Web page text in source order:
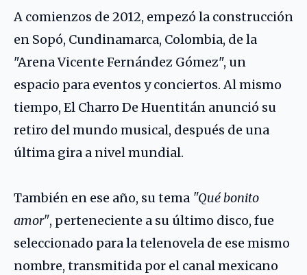
A comienzos de 2012, empezó la construcción
en Sopó, Cundinamarca, Colombia, de la
"Arena Vicente Fernández Gómez", un
espacio para eventos y conciertos. Al mismo
tiempo, El Charro De Huentitán anunció su
retiro del mundo musical, después de una
última gira a nivel mundial.
También en ese año, su tema "Qué bonito
amor", perteneciente a su último disco, fue
seleccionado para la telenovela de ese mismo
nombre, transmitida por el canal mexicano